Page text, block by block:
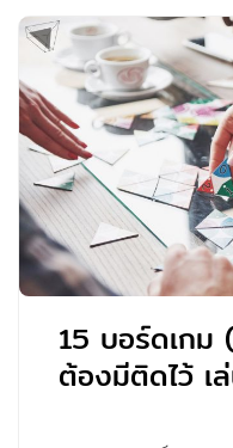
15 บอร์ดเกม
ต้องมีติดไว้ เล่